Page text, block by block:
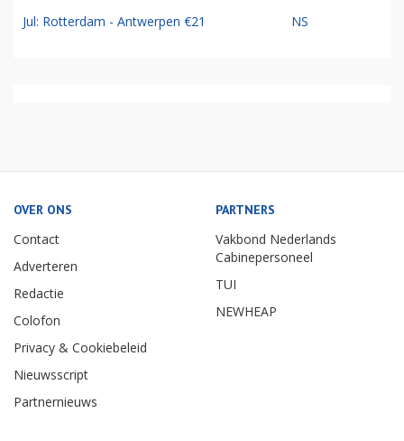
Jul: Rotterdam - Antwerpen €21 NS
OVER ONS
Contact
Adverteren
Redactie
Colofon
Privacy & Cookiebeleid
Nieuwsscript
Partnernieuws
PARTNERS
Vakbond Nederlands
Cabinepersoneel
TUI
NEWHEAP